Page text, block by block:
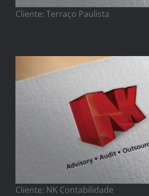
Cliente: Terraço Paulista
Cliente: NK Contabilidade